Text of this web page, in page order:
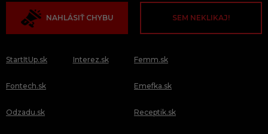
NAHLÁSIŤ CHYBU SEM NEKLIKAJ!
StartItUp.sk
Fontech.sk
Odzadu.sk
Interez.sk Femm.sk
Emefka.sk
Receptik.sk